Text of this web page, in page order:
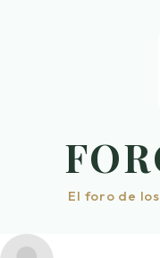
El foro de